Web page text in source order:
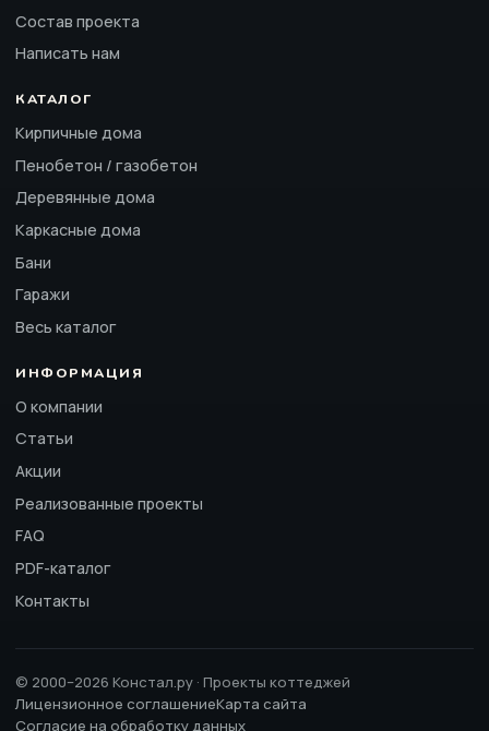
Состав проекта
Написать нам
КАТАЛОГ
Кирпичные дома
Пенобетон / газобетон
Деревянные дома
Каркасные дома
Бани
Гаражи
Весь каталог
ИНФОРМАЦИЯ
О компании
Статьи
Акции
Реализованные проекты
FAQ
PDF-каталог
Контакты
© 2000–2026 Констал.ру · Проекты коттеджей
Лицензионное соглашениеКарта сайта
Согласие на обработку данных